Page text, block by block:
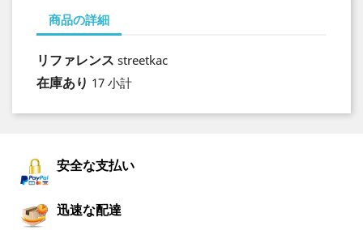
商品の詳細
リファレンス streetkac
在庫あり 17 小計
安全な支払い
迅速な配達